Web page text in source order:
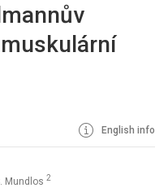
English info
Mundlos 2